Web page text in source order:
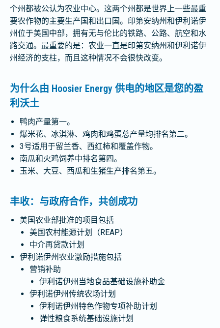
个州都被公认为农业中心。这两个州都是世界上一些最重
要农作物的主要生产国和出口国。印第安纳州和伊利诺伊
州位于美国中部，拥有无与伦比的铁路、公路、航空和水
路交通。最重要的是：农业一直是印第安纳州和伊利诺伊
州经济的支柱，而且这种情况不会很快改变。
为什么由 Hoosier Energy 供电的地区是您的盈
利沃土
鸭肉产量第一。
爆米花、冰淇淋、鸡肉和鸡蛋总产量均排名第二。
3号适用于留兰香、西红柿和覆盖作物。
南瓜和火鸡饲养中排名第四。
玉米、大豆、西瓜和生猪生产排名第五。
丰收：与政府合作，共创成功
美国农业部批准的项目包括
美国农村能源计划（REAP）
中介再贷款计划
伊利诺伊州农业激励措施包括
营销补助
伊利诺伊州当地食品基础设施补助金
伊利诺伊州传统农场计划
伊利诺伊州特色作物专项补助计划
弹性粮食系统基础设施计划